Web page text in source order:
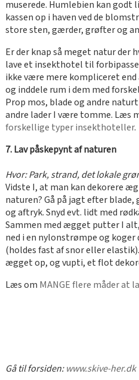
muserede. Humlebien kan
kassen op i haven ved de
store sten, gærder, grøfter og
Er der knap så meget natur der
lave et insekthotel til
ikke være mere kompliceret
og inddele rum i dem med
Prop mos, blade og andre
andre lader I være tomme. Læs
forskellige typer insekthoteller.
7. Lav påskepynt af naturen
Hvor: Park, strand, det lokale
Vidste I, at man kan dekorere
naturen? Gå på jagt efter
og aftryk. Snyd evt. lidt med
Sammen med ægget putter I
ned i en nylonstrømpe og
(holdes fast af snor eller
ægget op, og vupti, et flot
Læs om MANGE flere måder at
Gå til forsiden:www.skive-her.dk